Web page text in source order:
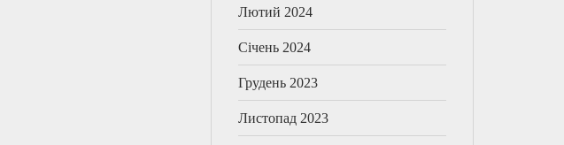
Лютий 2024
Січень 2024
Грудень 2023
Листопад 2023